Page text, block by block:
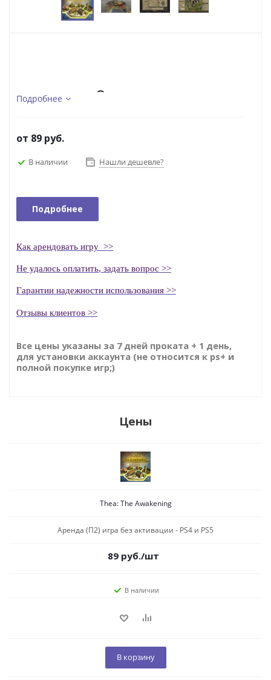
Описание...
Подробнее
от 89 руб.
В наличии Нашли дешевле?
Подробнее
Как арендовать игру >>
Не удалось оплатить, задать вопрос >>
Гарантии надежности использования >>
Отзывы клиентов >>
Все цены указаны за 7 дней проката + 1 день,
для установки аккаунта (не относится к ps+ и
полной покупке игр;)
Цены
Thea: The Awakening
Аренда (П2) игра без активации - PS4 и PS5
89 руб./шт
В наличии
В корзину